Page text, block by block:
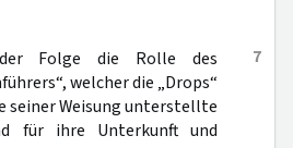
7
Folge die Rolle des
welcher die „Drops“
seiner Weisung unterstellte
für ihre Unterkunft und